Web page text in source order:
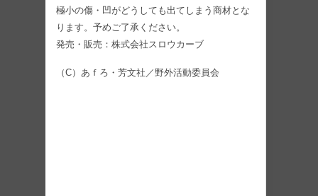
極小の傷・凹がどうしても出てしまう商材とな
ります。予めご了承ください。
発売・販売：株式会社スロウカーブ
（C）あｆろ・芳文社／野外活動委員会